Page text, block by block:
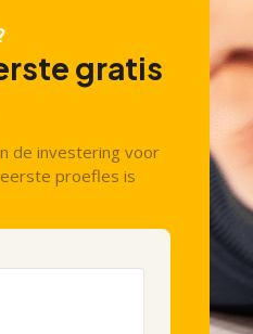
gratis
de investering voor
proefles is